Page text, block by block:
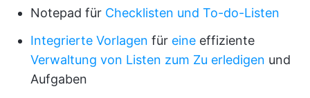
Notepad für Checklisten und To-do-Listen
Integrierte Vorlagen für eine effiziente
Verwaltung von Listen zum Zu erledigen und
Aufgaben